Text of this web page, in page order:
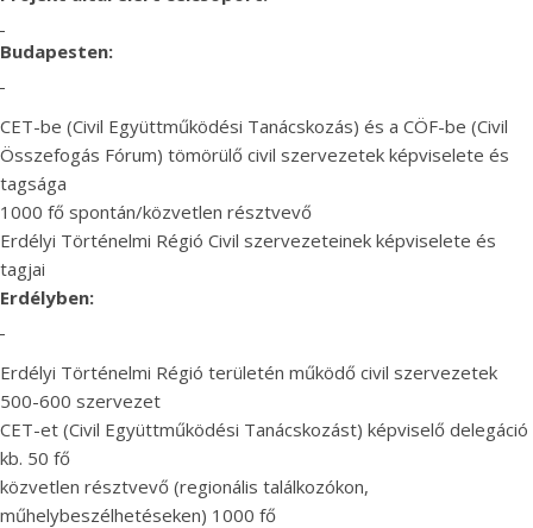
Budapesten:
CET-be (Civil Együttműködési Tanácskozás) és a CÖF-be (Civil
Összefogás Fórum) tömörülő civil szervezetek képviselete és
tagsága
1000 fő spontán/közvetlen résztvevő
Erdélyi Történelmi Régió Civil szervezeteinek képviselete és
tagjai
Erdélyben:
Erdélyi Történelmi Régió területén működő civil szervezetek
500-600 szervezet
CET-et (Civil Együttműködési Tanácskozást) képviselő delegáció
kb. 50 fő
közvetlen résztvevő (regionális találkozókon,
műhelybeszélhetéseken) 1000 fő